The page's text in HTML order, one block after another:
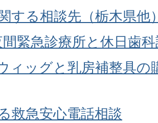
する相談先（栃木県他
緊急診療所と休日歯
ィッグと乳房補整具の
救急安心電話相談